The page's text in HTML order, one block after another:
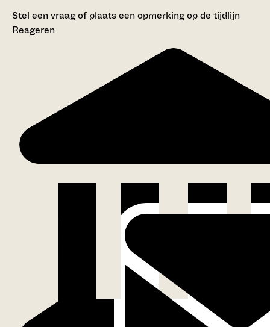
Stel een vraag of plaats een opmerking op de tijdlijn
Reageren